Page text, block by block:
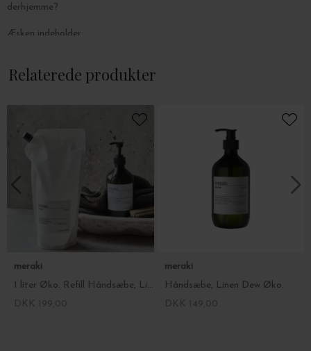
derhjemme?
Æsken indeholder:
2 stk. parfumefri pulver refills til sensitiv hud - 1 refill med 27 g.
giver 340 ml. håndsæbe.
1. VAND - Fyld din genanvendelige flaske med 310 ml lunkent
vand fra hanen - der er en streg-markering på bagsiden af
2. ESSENCE - Tilsæt pulver, sæt pumpen i og vend flasken
forsigtigt op og ned i 30 sekunder, pulveret kan klumpe, men vil
blive opløst helt. Brug den medfølgende tragt for at undgå spild.
3. MIX - Lad blandingen stå natten over mens pulveret opløses -
vend flasken op og ned et par gange næste morgen.
Sæben er produceret i Danmark af de bedste håndplukkede
ingredienser: Sodium Coco-Sulfat, Disodium Lauryl
Relaterede produkter
meraki
1 liter Øko. Refill Håndsæbe, Linen Dew 1000ml.
meraki
Håndsæbe, Linen Dew Øko.